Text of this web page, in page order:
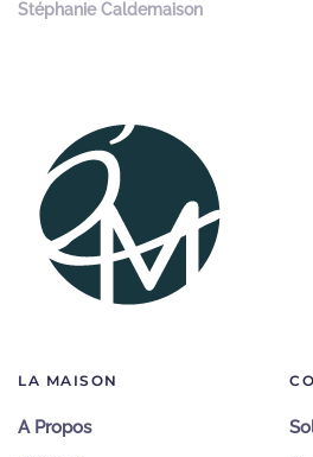
Stéphanie Caldemaison
LA MAISON
A Propos